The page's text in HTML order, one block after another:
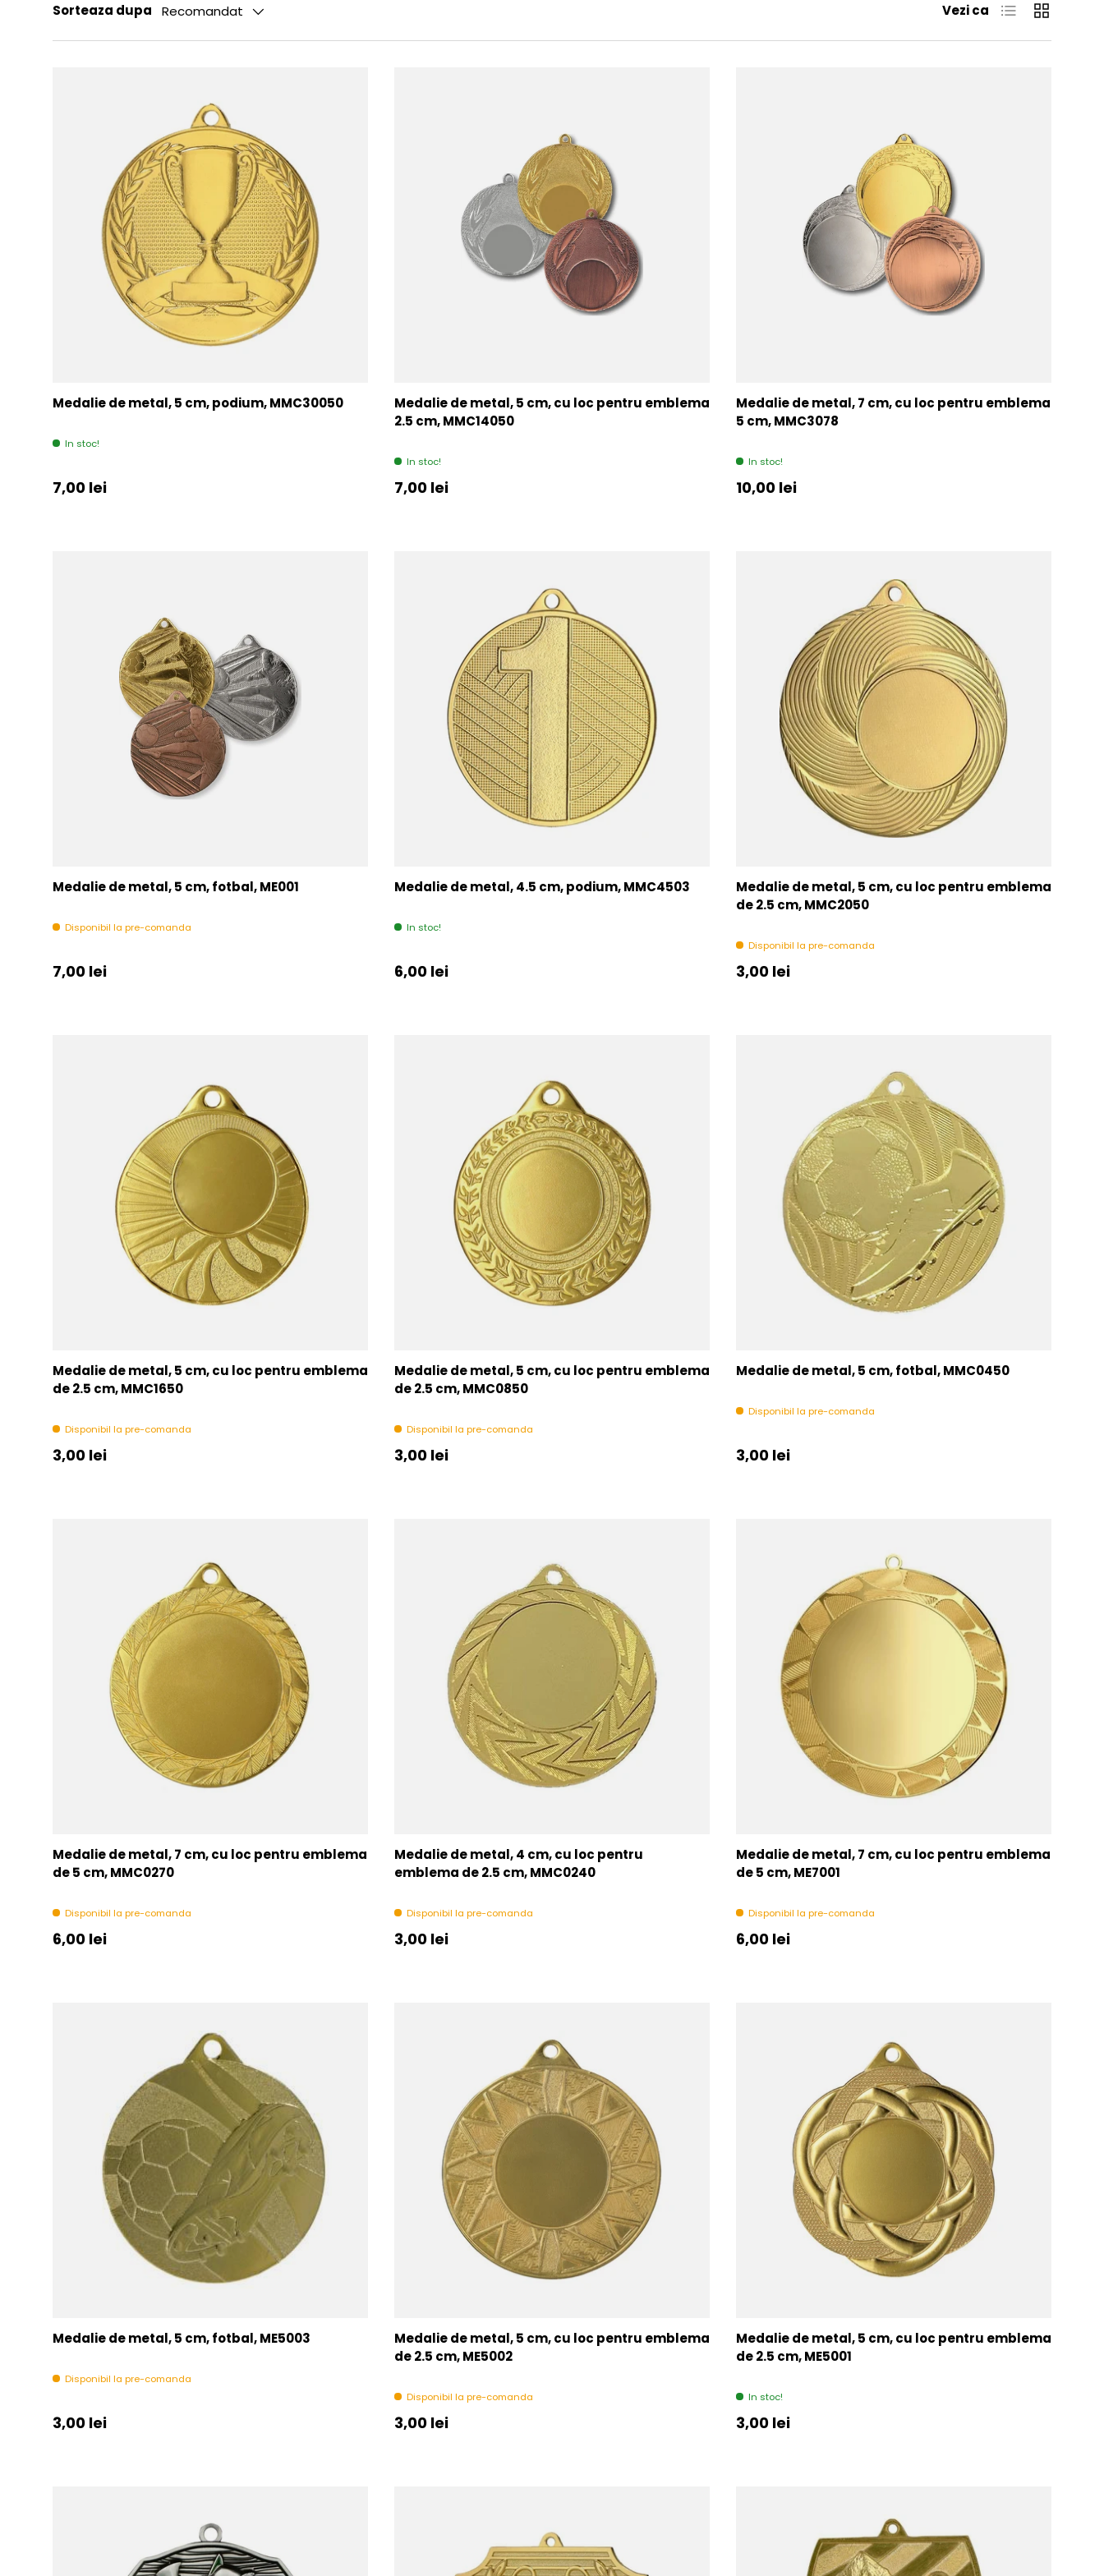
Sorteaza dupa Recomandat Vezi ca Lista Grila
Medalie de metal, 5 cm, podium, MMC30050
In stoc!
Pret initial
7,00 lei
Medalie de metal, 5 cm, cu loc pentru emblema
2.5 cm, MMC14050
In stoc!
Pret initial
7,00 lei
Medalie de metal, 7 cm, cu loc pentru emblema
5 cm, MMC3078
In stoc!
Pret initial
10,00 lei
Medalie de metal, 5 cm, fotbal, ME001
Disponibil la pre-comanda
Pret initial
7,00 lei
Medalie de metal, 4.5 cm, podium, MMC4503
In stoc!
Pret initial
6,00 lei
Medalie de metal, 5 cm, cu loc pentru emblema
de 2.5 cm, MMC2050
Disponibil la pre-comanda
Pret initial
3,00 lei
Medalie de metal, 5 cm, cu loc pentru emblema
de 2.5 cm, MMC1650
Disponibil la pre-comanda
Pret initial
3,00 lei
Medalie de metal, 5 cm, cu loc pentru emblema
de 2.5 cm, MMC0850
Disponibil la pre-comanda
Pret initial
3,00 lei
Medalie de metal, 5 cm, fotbal, MMC0450
Disponibil la pre-comanda
Pret initial
3,00 lei
Medalie de metal, 7 cm, cu loc pentru emblema
de 5 cm, MMC0270
Disponibil la pre-comanda
Pret initial
6,00 lei
Medalie de metal, 4 cm, cu loc pentru
emblema de 2.5 cm, MMC0240
Disponibil la pre-comanda
Pret initial
3,00 lei
Medalie de metal, 7 cm, cu loc pentru emblema
de 5 cm, ME7001
Disponibil la pre-comanda
Pret initial
6,00 lei
Medalie de metal, 5 cm, fotbal, ME5003
Disponibil la pre-comanda
Pret initial
3,00 lei
Medalie de metal, 5 cm, cu loc pentru emblema
de 2.5 cm, ME5002
Disponibil la pre-comanda
Pret initial
3,00 lei
Medalie de metal, 5 cm, cu loc pentru emblema
de 2.5 cm, ME5001
In stoc!
Pret initial
3,00 lei